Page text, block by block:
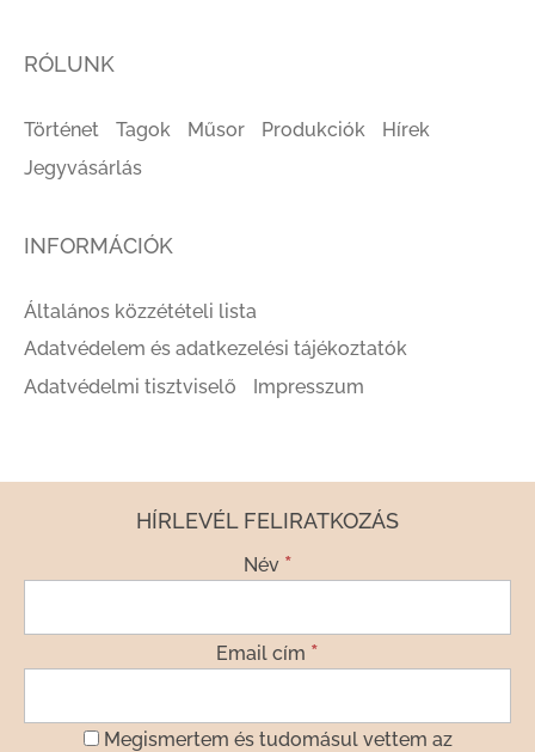
RÓLUNK
Történet Tagok Műsor Produkciók
Hírek
Jegyvásárlás
INFORMÁCIÓK
Általános közzétételi lista
Adatvédelem és adatkezelési tájékoztatók
Adatvédelmi tisztviselő
Impresszum
HÍRLEVÉL FELIRATKOZÁS
Név *
Email cím *
Megismertem és tudomásul vettem az